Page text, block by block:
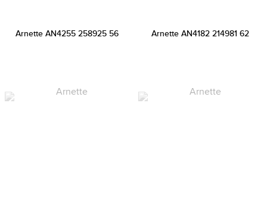
Arnette AN4255 258925 56 Arnette AN4182 214981 62